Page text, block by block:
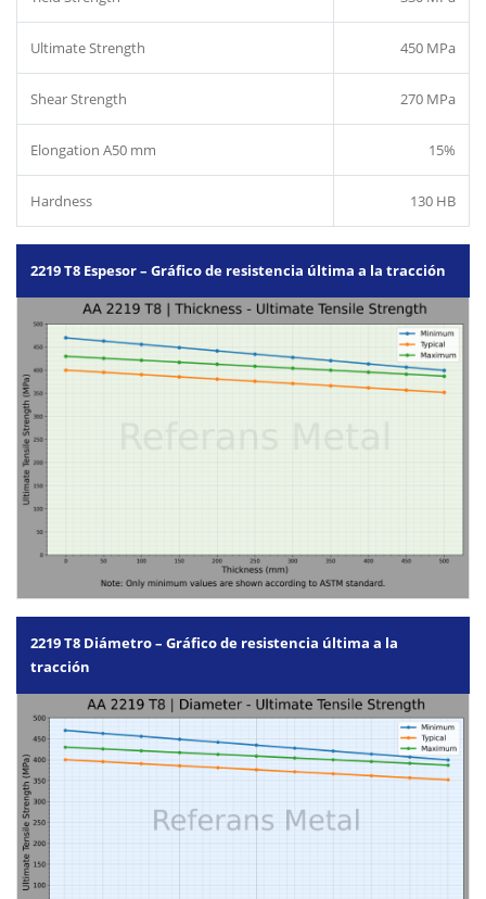
Ultimate Strength 450 MPa
Shear Strength 270 MPa
Elongation A50 mm 15%
Hardness 130 HB
2219 T8 Espesor – Gráfico de resistencia última a la tracción
2219 T8 Diámetro – Gráfico de resistencia última a la
tracción